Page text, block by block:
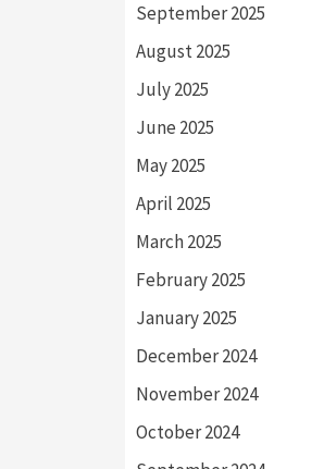
September 2025
August 2025
July 2025
June 2025
May 2025
April 2025
March 2025
February 2025
January 2025
December 2024
November 2024
October 2024